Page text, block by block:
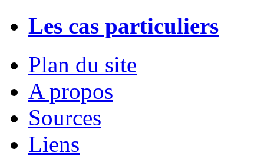
Les cas particuliers
Plan du site
A propos
Sources
Liens